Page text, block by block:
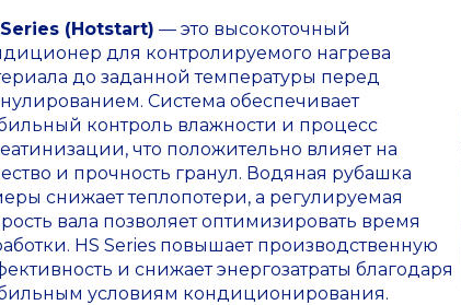
(Hotstart) — это высокоточный
для контролируемого нагрева
до заданной температуры перед
Система обеспечивает
контроль влажности и процесс
что положительно влияет на
и прочность гранул. Водяная рубашка
снижает теплопотери, а регулируемая
вала позволяет оптимизировать время
HS Series повышает производственную
и снижает энергозатраты благодаря
условиям кондиционирования.